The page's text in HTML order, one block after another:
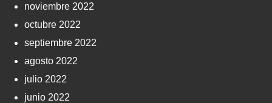
noviembre 2022
octubre 2022
septiembre 2022
agosto 2022
julio 2022
junio 2022